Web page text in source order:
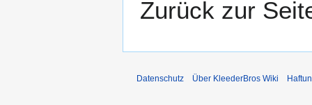
Zurück zur
Datenschutz Über KleederBros Wiki